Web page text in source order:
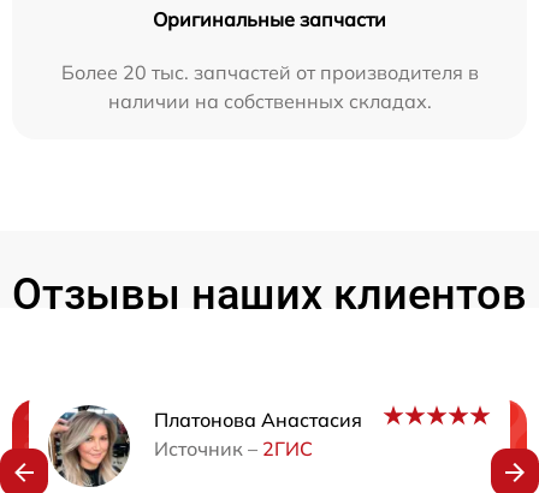
Оригинальные запчасти
Более 20 тыс. запчастей от производителя в
наличии на собственных складах.
Отзывы наших клиентов
Платонова Анастасия
Источник – 2ГИС
Нужна консультация?